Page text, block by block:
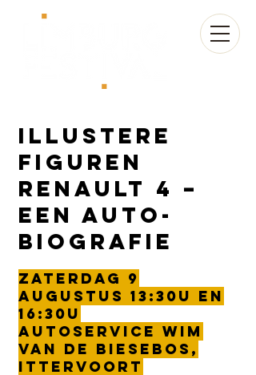
Illustere
Figuren
Renault 4 –
een Auto-
Biografie
Zaterdag 9
augustus 13:30u en
16:30u
Autoservice Wim
van de Biesebos,
Ittervoort